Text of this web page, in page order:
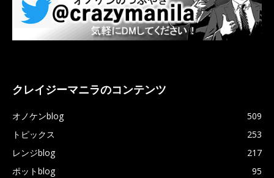
クレイジーマニラのコンテンツ
オノケンblog
509
トピックス
253
レンジblog
217
ポットblog
95